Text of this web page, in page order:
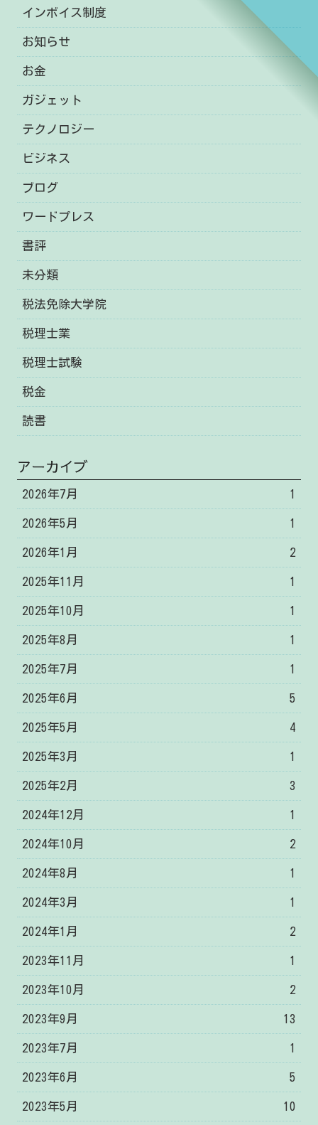
インボイス制度
お知らせ
お金
ガジェット
テクノロジー
ビジネス
ブログ
ワードプレス
書評
未分類
税法免除大学院
税理士業
税理士試験
税金
読書
アーカイブ
2026年7月 1
2026年5月 1
2026年1月 2
2025年11月 1
2025年10月 1
2025年8月 1
2025年7月 1
2025年6月 5
2025年5月 4
2025年3月 1
2025年2月 3
2024年12月 1
2024年10月 2
2024年8月 1
2024年3月 1
2024年1月 2
2023年11月 1
2023年10月 2
2023年9月 13
2023年7月 1
2023年6月 5
2023年5月 10